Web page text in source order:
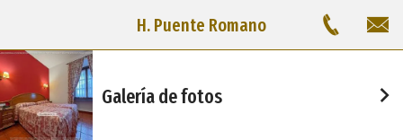
H. Puente Romano
Galería de fotos